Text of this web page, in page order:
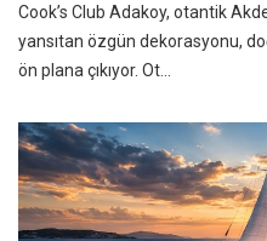
Cook’s Club Adakoy, otantik
yansıtan özgün dekorasyonu,
ön plana çıkıyor. Ot...